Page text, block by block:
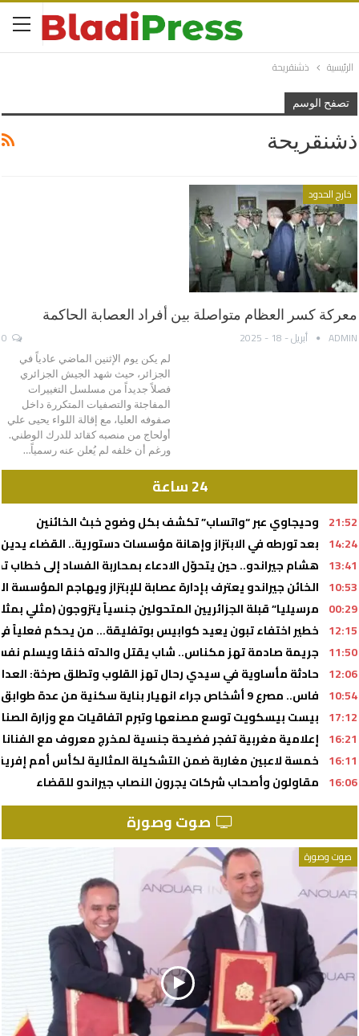
الرئيسية ذشنقريحة
تصفح الوسم
ذشنقريحة
خارج الحدود
معركة كسر العظام متواصلة بين أفراد العصابة الحاكمة
ADMIN أبريل - 18 - 2025
لم يكن يوم الإثنين الماضي عادياً في
الجزائر، حيث شهد الجيش الجزائري
فصلاً جديداً من مسلسل التغييرات
المفاجئة والتصفيات المتكررة داخل
صفوفه العليا، مع إقالة اللواء يحيى علي
أولحاج من منصبه كقائد للدرك الوطني.
ورغم أن خلفه لم يُعلن عنه رسمياً…
24 ساعة
21:52 وحيجاوي عبر “واتساب” تكشف بكل وضوح خبث الخائنين
14:24 بعد تورطه في الابتزاز وإهانة مؤسسات دستورية.. القضاء يدين أحد
13:41 هشام جيراندو.. حين يتحوّل الادعاء بمحاربة الفساد إلى
10:53 الخائن جيراندو يعترف بإدارة عصابة للإبتزاز ويهاجم المؤسسة
00:29 مرسيليا” قبلة الجزائريين المتحولين جنسياً يتزوجون (مثلي
12:15 خطير اختفاء تبون يعيد كوابيس بوتفليقة… من يحكم فعلياً في
11:50 جريمة صادمة تهز مكناس.. شاب يقتل والدته خنقا ويسلم
12:06 حادثة مأساوية في سيدي رحال تهز القلوب وتطلق صرخة:
10:54 فاس.. مصرع 9 أشخاص جراء انهيار بناية سكنية من عدة طوابق (السلطات المحلية)
17:12 بيست بيسكويت توسع مصنعها وتبرم اتفاقيات مع وزارة
16:21 إعلامية مغربية تفجر فضيحة جنسية لمخرج معروف مع
16:11 خمسة لاعبين مغاربة ضمن التشكيلة المثالية لكأس أمم إفريقيا
16:06 مقاولون وأصحاب شركات يجرون النصاب جيراندو للقضاء
صوت وصورة
صوت وصورة